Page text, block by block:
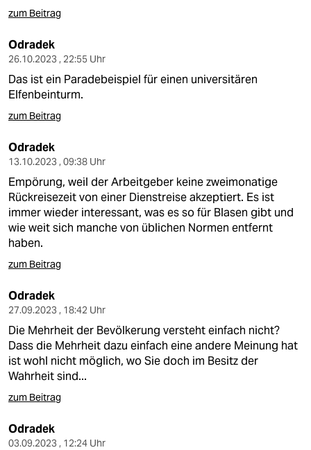
zum Beitrag
Odradek
26.10.2023 , 22:55 Uhr
Das ist ein Paradebeispiel für einen universitären
Elfenbeinturm.
zum Beitrag
Odradek
13.10.2023 , 09:38 Uhr
Empörung, weil der Arbeitgeber keine zweimonatige
Rückreisezeit von einer Dienstreise akzeptiert. Es ist
immer wieder interessant, was es so für Blasen gibt und
wie weit sich manche von üblichen Normen entfernt
haben.
zum Beitrag
Odradek
27.09.2023 , 18:42 Uhr
Die Mehrheit der Bevölkerung versteht einfach nicht?
Dass die Mehrheit dazu einfach eine andere Meinung hat
ist wohl nicht möglich, wo Sie doch im Besitz der
Wahrheit sind...
zum Beitrag
Odradek
03.09.2023 , 12:24 Uhr